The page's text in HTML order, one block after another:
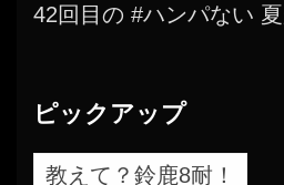
42回目の #ハンパない 夏
ピックアップ
教えて？鈴鹿8耐！